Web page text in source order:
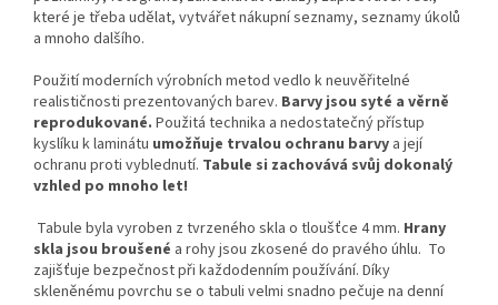
které je třeba udělat, vytvářet nákupní seznamy, seznamy úkolů
a mnoho dalšího.
Použití moderních výrobních metod vedlo k neuvěřitelné
realističnosti prezentovaných barev. Barvy jsou syté a věrně
reprodukované. Použitá technika a nedostatečný přístup
kyslíku k laminátu umožňuje trvalou ochranu barvy a její
ochranu proti vyblednutí. Tabule si zachovává svůj dokonalý
vzhled po mnoho let!
Tabule byla vyroben z tvrzeného skla o tloušťce 4 mm. Hrany
skla jsou broušené a rohy jsou zkosené do pravého úhlu. To
zajišťuje bezpečnost při každodenním používání. Díky
skleněnému povrchu se o tabuli velmi snadno pečuje na denní